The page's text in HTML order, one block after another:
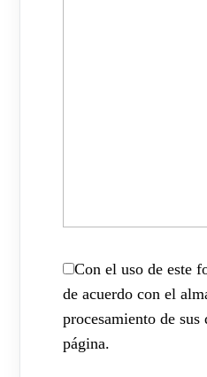
Con el uso de este
de acuerdo con el
procesamiento de sus
página.